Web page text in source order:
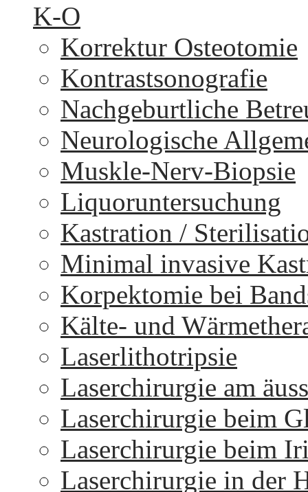
K-O
Korrektur Osteotomie
Kontrastsonografie
Nachgeburtliche
Neurologische
Muskle-Nerv-Biopsie
Liquoruntersuchung
Kastration /
Minimal invasive
Korpektomie bei
Kälte- und
Laserlithotripsie
Laserchirurgie am
Laserchirurgie beim
Laserchirurgie beim
Laserchirurgie in der